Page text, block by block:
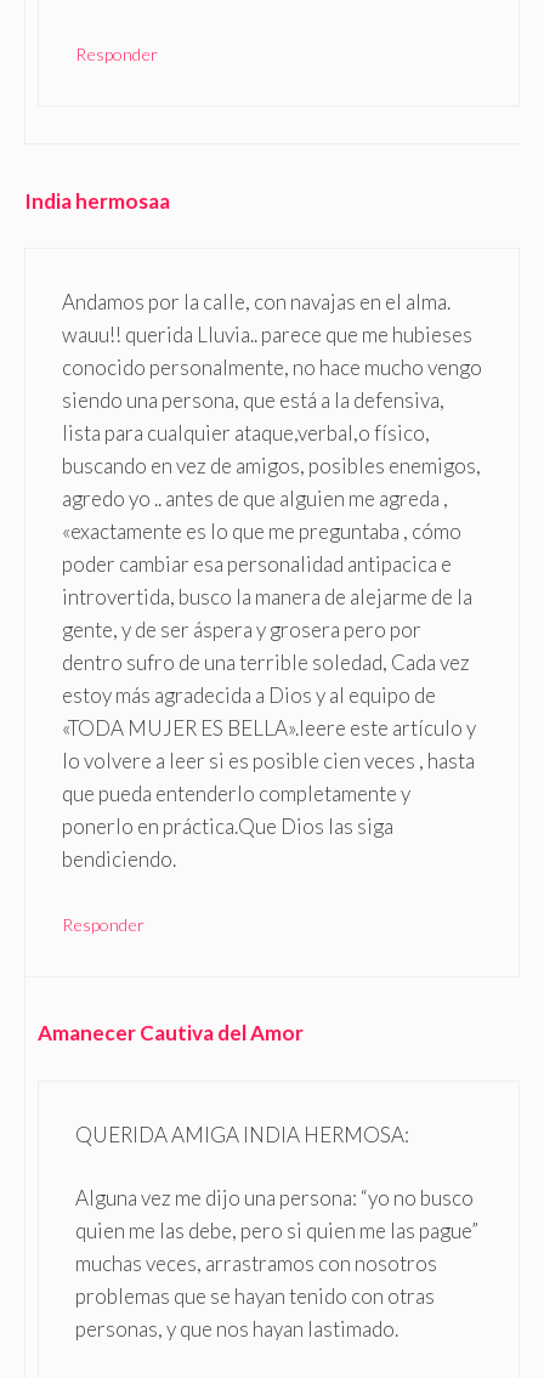
Responder
India hermosaa
Andamos por la calle, con navajas en el alma.
wauu!! querida Lluvia.. parece que me hubieses
conocido personalmente, no hace mucho vengo
siendo una persona, que está a la defensiva,
lista para cualquier ataque,verbal,o físico,
buscando en vez de amigos, posibles enemigos,
agredo yo .. antes de que alguien me agreda ,
«exactamente es lo que me preguntaba , cómo
poder cambiar esa personalidad antipacica e
introvertida, busco la manera de alejarme de la
gente, y de ser áspera y grosera pero por
dentro sufro de una terrible soledad, Cada vez
estoy más agradecida a Dios y al equipo de
«TODA MUJER ES BELLA».leere este artículo y
lo volvere a leer si es posible cien veces , hasta
que pueda entenderlo completamente y
ponerlo en práctica.Que Dios las siga
bendiciendo.
Responder
Amanecer Cautiva del Amor
QUERIDA AMIGA INDIA HERMOSA:
Alguna vez me dijo una persona: “yo no busco
quien me las debe, pero si quien me las pague”
muchas veces, arrastramos con nosotros
problemas que se hayan tenido con otras
personas, y que nos hayan lastimado.